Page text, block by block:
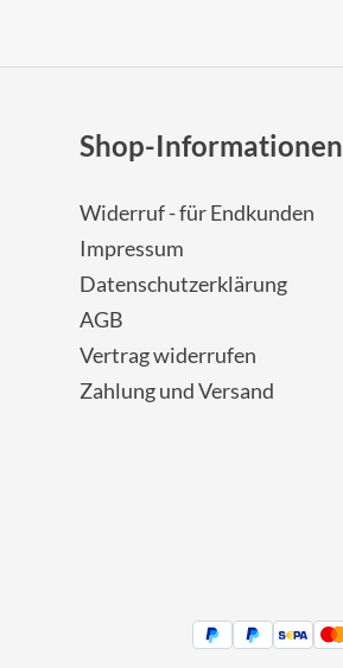
Shop-Informationen
Widerruf - für Endkunden
Impressum
Datenschutzerklärung
AGB
Vertrag widerrufen
Zahlung und Versand